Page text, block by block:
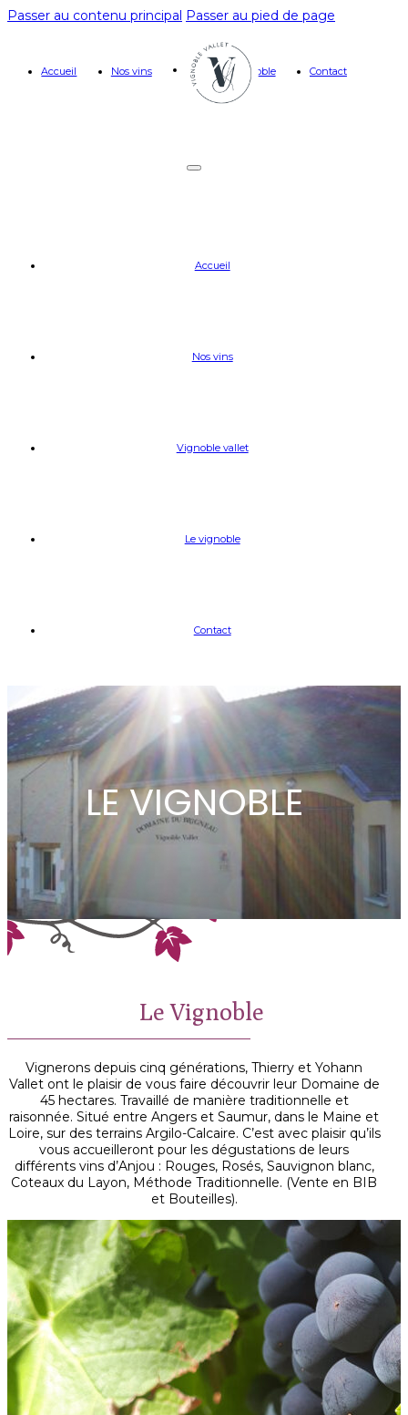
Passer au contenu principal Passer au pied de page
Accueil Nos vins Le vignoble Contact
Accueil
Nos vins
Vignoble vallet
Le vignoble
Contact
LE VIGNOBLE
Le Vignoble
Vignerons depuis cinq générations, Thierry et Yohann
Vallet ont le plaisir de vous faire découvrir leur Domaine de
45 hectares. Travaillé de manière traditionnelle et
raisonnée. Situé entre Angers et Saumur, dans le Maine et
Loire, sur des terrains Argilo-Calcaire. C’est avec plaisir qu’ils
vous accueilleront pour les dégustations de leurs
différents vins d’Anjou : Rouges, Rosés, Sauvignon blanc,
Coteaux du Layon, Méthode Traditionnelle. (Vente en BIB
et Bouteilles).